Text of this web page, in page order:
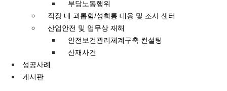
부당노동행위
직장 내 괴롭힘/성희롱 대응 및 조사 센터
산업안전 및 업무상 재해
안전보건관리체계구축 컨설팅
산재사건
성공사례
게시판